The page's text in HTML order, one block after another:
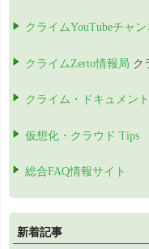
クライムYouTubeチャ
クライムZerto情報局 ク
クライム・ドキュメン
仮想化・クラウド Tips
総合FAQ情報サイト
新着記事